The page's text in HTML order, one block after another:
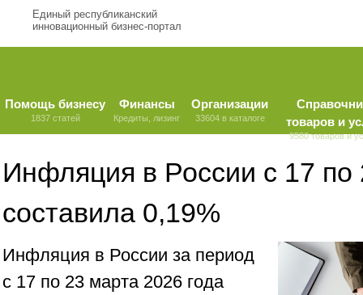
Единый республиканский
инновационный бизнес-портал
Помощь бизнесу
1837 статей
Финансы
Кредиты, лизинг
Организации
33604 в каталоге
товаров и
9580 товаров и
Инфляция в России с 17 по
составила 0,19%
Инфляция в России за период
с 17 по 23 марта 2026 года